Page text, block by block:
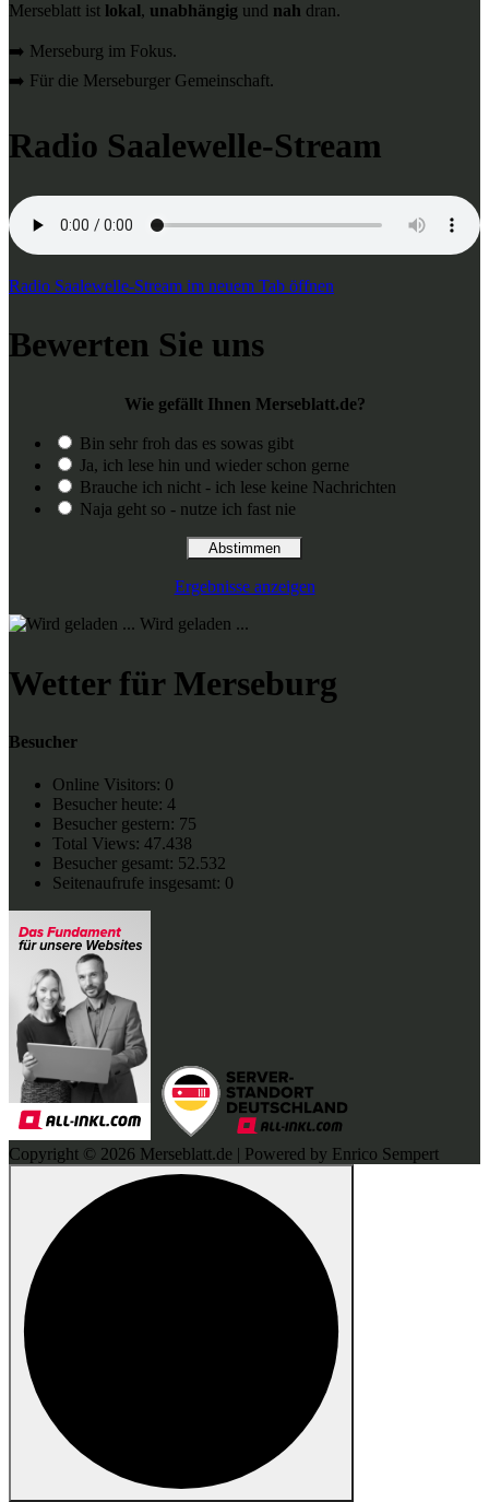
Merseblatt ist lokal, unabhängig und nah dran.
➡️ Merseburg im Fokus.
➡️ Für die Merseburger Gemeinschaft.
Radio Saalewelle-Stream
Radio Saalewelle-Stream im neuem Tab öffnen
Bewerten Sie uns
Wie gefällt Ihnen Merseblatt.de?
Bin sehr froh das es sowas gibt
Ja, ich lese hin und wieder schon gerne
Brauche ich nicht - ich lese keine Nachrichten
Naja geht so - nutze ich fast nie
Ergebnisse anzeigen
Wird geladen ...
Wetter für Merseburg
Besucher
Online Visitors: 0
Besucher heute: 4
Besucher gestern: 75
Total Views: 47.438
Besucher gesamt: 52.532
Seitenaufrufe insgesamt: 0
Copyright © 2026 Merseblatt.de | Powered by Enrico Sempert